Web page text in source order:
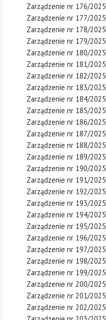
Zarządzenie nr 176/2025
Zarządzenie nr 177/2025
Zarządzenie nr 178/2025
Zarządzenie nr 179/2025
Zarządzenie nr 180/2025
Zarządzenie nr 181/2025
Zarządzenie nr 182/2025
Zarządzenie nr 183/2025
Zarządzenie nr 184/2025
Zarządzenie nr 185/2025
Zarządzenie nr 186/2025
Zarządzenie nr 187/2025
Zarządzenie nr 188/2025
Zarządzenie nr 189/2025
Zarządzenie nr 190/2025
Zarządzenie nr 191/2025
Zarządzenie nr 192/2025
Zarządzenie nr 193/2025
Zarządzenie nr 194/2025
Zarządzenie nr 195/2025
Zarządzenie nr 196/2025
Zarządzenie nr 197/2025
Zarządzenie nr 198/2025
Zarządzenie nr 199/2025
Zarządzenie nr 200/2025
Zarządzenie nr 201/2025
Zarządzenie nr 202/2025